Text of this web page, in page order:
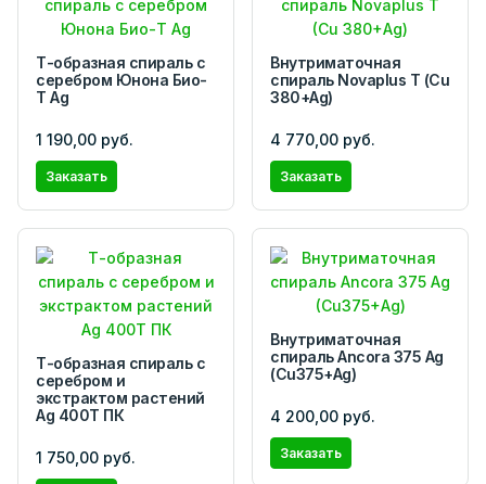
Т-образная спираль с
серебром Юнона Био-
Т Ag
1 190,00 руб.
Заказать
Внутриматочная
спираль Novaplus T (Cu
380+Ag)
4 770,00 руб.
Заказать
Т-образная спираль с
серебром и
экстрактом растений
Ag 400T ПК
1 750,00 руб.
Внутриматочная
спираль Ancora 375 Ag
(Cu375+Ag)
4 200,00 руб.
Заказать